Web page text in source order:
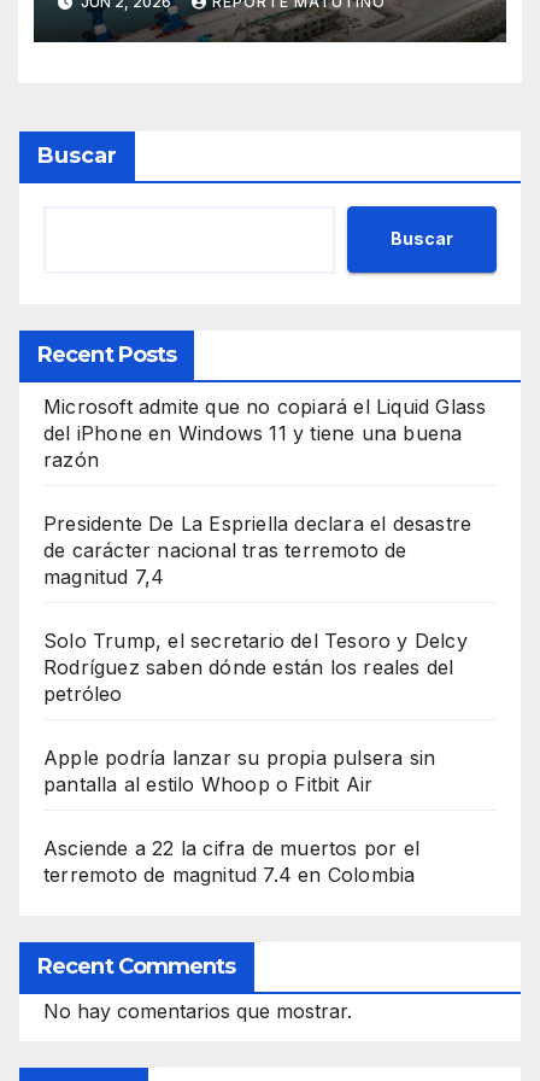
global
Buscar
Buscar
Recent Posts
Microsoft admite que no copiará el Liquid Glass
del iPhone en Windows 11 y tiene una buena
razón
Presidente De La Espriella declara el desastre
de carácter nacional tras terremoto de
magnitud 7,4
Solo Trump, el secretario del Tesoro y Delcy
Rodríguez saben dónde están los reales del
petróleo
Apple podría lanzar su propia pulsera sin
pantalla al estilo Whoop o Fitbit Air
Asciende a 22 la cifra de muertos por el
terremoto de magnitud 7.4 en Colombia
Recent Comments
No hay comentarios que mostrar.